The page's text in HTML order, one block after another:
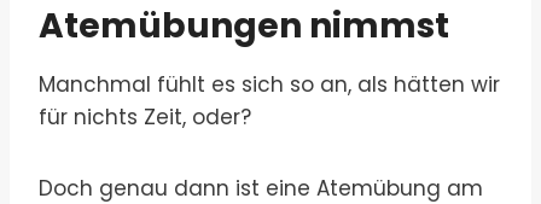
Atemübungen nimmst
Manchmal fühlt es sich so an, als hätten wir
für nichts Zeit, oder?
Doch genau dann ist eine Atemübung am